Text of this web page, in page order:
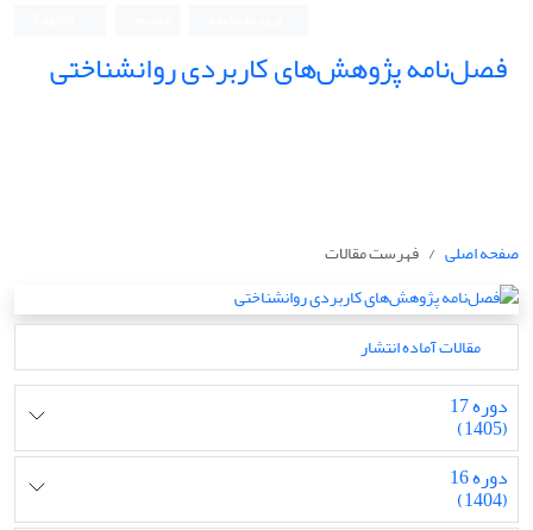
فصل‌نامه پژوهش‌های کاربردی روانشناختی
صفحه اصلی فهرست مقالات
مقالات آماده انتشار
دوره 17
(1405)
دوره 16
(1404)